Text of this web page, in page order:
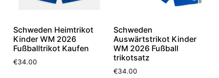
Schweden Heimtrikot
Kinder WM 2026
Fußballtrikot Kaufen
€34.00
Schweden
Auswärtstrikot Kinder
WM 2026 Fußball
trikotsatz
€34.00